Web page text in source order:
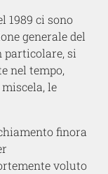
1989 ci sono
generale del
si
nel tempo,
le
finora
voluto